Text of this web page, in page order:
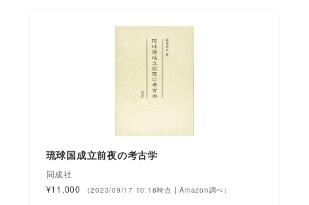
琉球国成立前夜の考古学
同成社
¥11,000
（2023/09/17 10:18時点 | Amazon調べ）